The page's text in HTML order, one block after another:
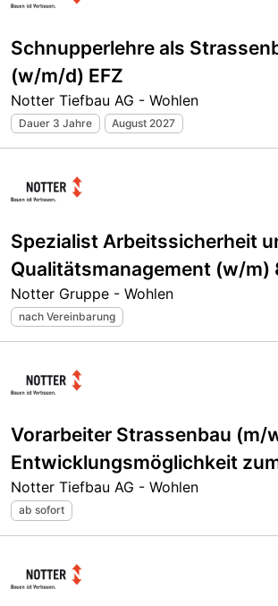
Schnupperlehre als
(w/m/d) EFZ
Notter Tiefbau AG - Wohlen
Dauer 3 Jahre August 2027
Spezialist Arbeitssicherheit
Qualitätsmanagement (w/m)
Notter Gruppe - Wohlen
nach Vereinbarung
Vorarbeiter Strassenbau (m/
Entwicklungsmöglichkeit
Notter Tiefbau AG - Wohlen
ab sofort